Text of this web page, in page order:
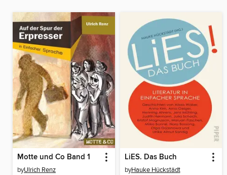
Motte und Co Band 1
byUlrich Renz
LiES. Das Buch
byHauke Hückstädt